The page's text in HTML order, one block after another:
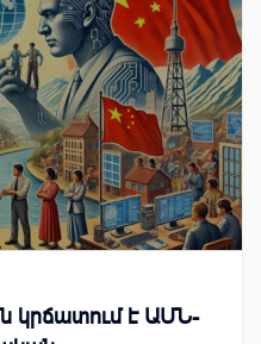
կրճատում է ԱՄՆ-